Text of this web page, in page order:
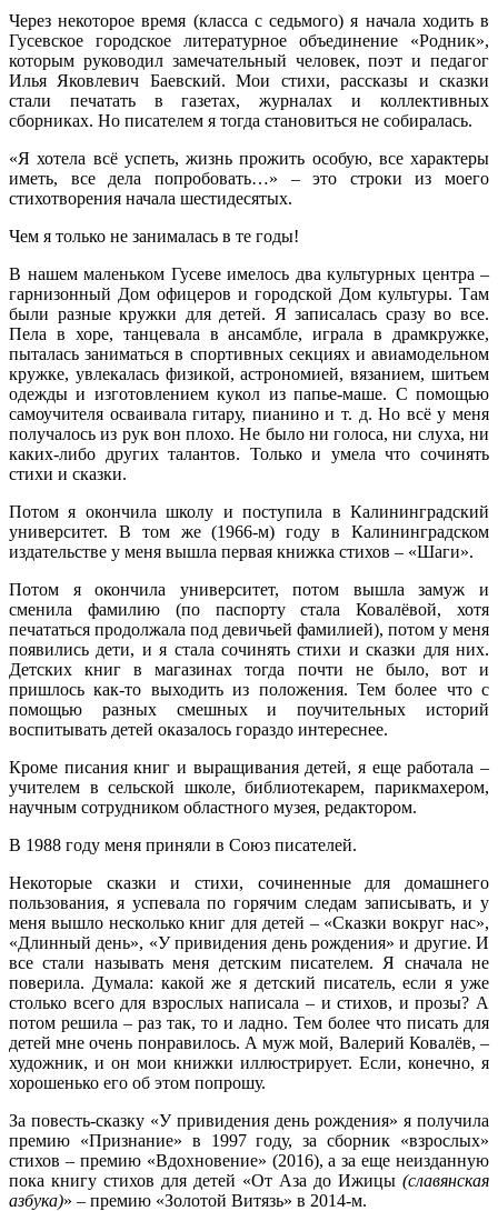
Через некоторое время (класса с седьмого) я начала ходить в
Гусевское городское литературное объединение «Родник»,
которым руководил замечательный человек, поэт и педагог
Илья Яковлевич Баевский. Мои стихи, рассказы и сказки
стали печатать в газетах, журналах и коллективных
сборниках. Но писателем я тогда становиться не собиралась.
«Я хотела всё успеть, жизнь прожить особую, все характеры
иметь, все дела попробовать…» – это строки из моего
стихотворения начала шестидесятых.
Чем я только не занималась в те годы!
В нашем маленьком Гусеве имелось два культурных центра –
гарнизонный Дом офицеров и городской Дом культуры. Там
были разные кружки для детей. Я записалась сразу во все.
Пела в хоре, танцевала в ансамбле, играла в драмкружке,
пыталась заниматься в спортивных секциях и авиамодельном
кружке, увлекалась физикой, астрономией, вязанием, шитьем
одежды и изготовлением кукол из папье-маше. С помощью
самоучителя осваивала гитару, пианино и т. д. Но всё у меня
получалось из рук вон плохо. Не было ни голоса, ни слуха, ни
каких-либо других талантов. Только и умела что сочинять
стихи и сказки.
Потом я окончила школу и поступила в Калининградский
университет. В том же (1966-м) году в Калининградском
издательстве у меня вышла первая книжка стихов – «Шаги».
Потом я окончила университет, потом вышла замуж и
сменила фамилию (по паспорту стала Ковалёвой, хотя
печататься продолжала под девичьей фамилией), потом у меня
появились дети, и я стала сочинять стихи и сказки для них.
Детских книг в магазинах тогда почти не было, вот и
пришлось как-то выходить из положения. Тем более что с
помощью разных смешных и поучительных историй
воспитывать детей оказалось гораздо интереснее.
Кроме писания книг и выращивания детей, я еще работала –
учителем в сельской школе, библиотекарем, парикмахером,
научным сотрудником областного музея, редактором.
В 1988 году меня приняли в Союз писателей.
Некоторые сказки и стихи, сочиненные для домашнего
пользования, я успевала по горячим следам записывать, и у
меня вышло несколько книг для детей – «Сказки вокруг нас»,
«Длинный день», «У привидения день рождения» и другие. И
все стали называть меня детским писателем. Я сначала не
поверила. Думала: какой же я детский писатель, если я уже
столько всего для взрослых написала – и стихов, и прозы? А
потом решила – раз так, то и ладно. Тем более что писать для
детей мне очень понравилось. А муж мой, Валерий Ковалёв, –
художник, и он мои книжки иллюстрирует. Если, конечно, я
хорошенько его об этом попрошу.
За повесть-сказку «У привидения день рождения» я получила
премию «Признание» в 1997 году, за сборник «взрослых»
стихов – премию «Вдохновение» (2016), а за еще неизданную
пока книгу стихов для детей «От Аза до Ижицы (славянская
азбука)» – премию «Золотой Витязь» в 2014-м.